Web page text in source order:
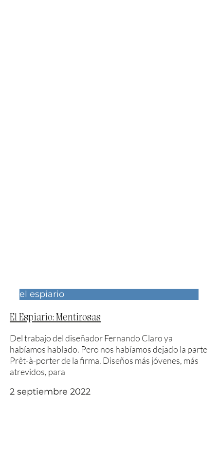
el espiario
El Espiario: Mentirosas
Del trabajo del diseñador Fernando Claro ya
habíamos hablado. Pero nos habíamos dejado la parte
Prêt-à-porter de la firma. Diseños más jóvenes, más
atrevidos, para
2 septiembre 2022